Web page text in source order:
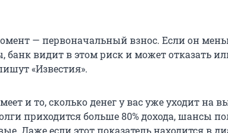
— первоначальный взнос. Если он
банк видит в этом риск и может отказать
«Известия».
и то, сколько денег у вас уже уходит на
приходится больше 80% дохода, шансы
Даже если этот показатель находится в